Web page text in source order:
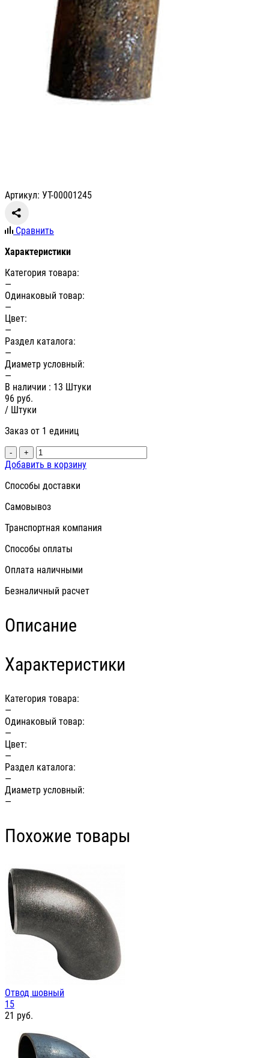
Артикул: УТ-00001245
Сравнить
Характеристики
Категория товара:
—
Одинаковый товар:
—
Цвет:
—
Раздел каталога:
—
Диаметр условный:
—
В наличии : 13 Штуки
96 руб.
/ Штуки
Заказ от 1 единиц
- +
Добавить в корзину
Способы доставки
Самовывоз
Транспортная компания
Способы оплаты
Оплата наличными
Безналичный расчет
Описание
Характеристики
Категория товара:
—
Одинаковый товар:
—
Цвет:
—
Раздел каталога:
—
Диаметр условный:
—
Похожие товары
Отвод шовный
15
21 руб.